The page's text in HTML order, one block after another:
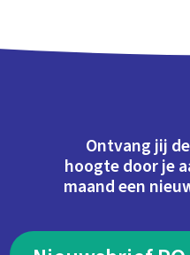
Ontvang jij
hoogte door je
maand een